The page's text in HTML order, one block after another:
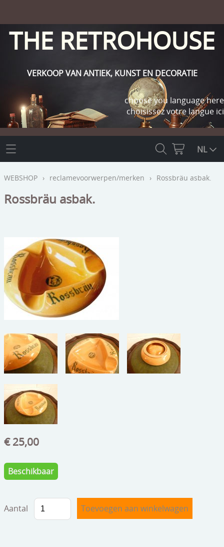
THE RETROHOUSE
VERKOOP VAN ANTIEK, KUNST EN DECORATIE
choose you language here
choisissez votre langue ici
THE RETROHOUSE
WEBSHOP
OUTLET
beelden
meubels
reclamevoorwerpen/merken
curiosa
schilderijen
porselein/aardewerk
juwelen/horloges/brillen
medailles/munten/bankbiljetten
ets/tekening/litho/gravure
glaswerk
lamp/luchter
zilverwerk
klokken
spiegels
INFO
CONTACT
NL
WEBSHOP › reclamevoorwerpen/merken › Rossbräu asbak.
Rossbräu asbak.
€ 25,00
Beschikbaar
Aantal